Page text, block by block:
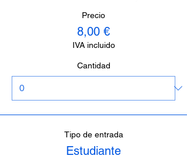
Precio
8,00 €
IVA incluido
Cantidad
Tipo de entrada
Estudiante